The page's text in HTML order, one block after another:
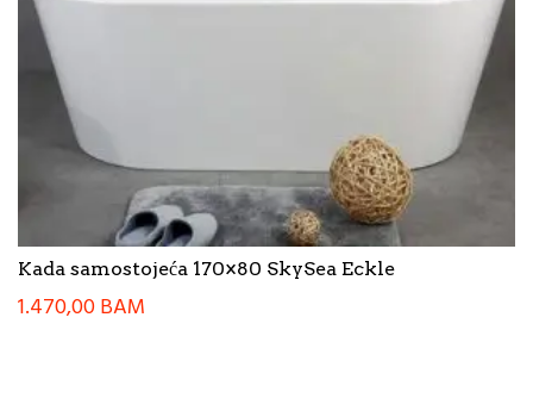
Kada samostojeća 170×80 SkySea Eckle
1.470,00BAM